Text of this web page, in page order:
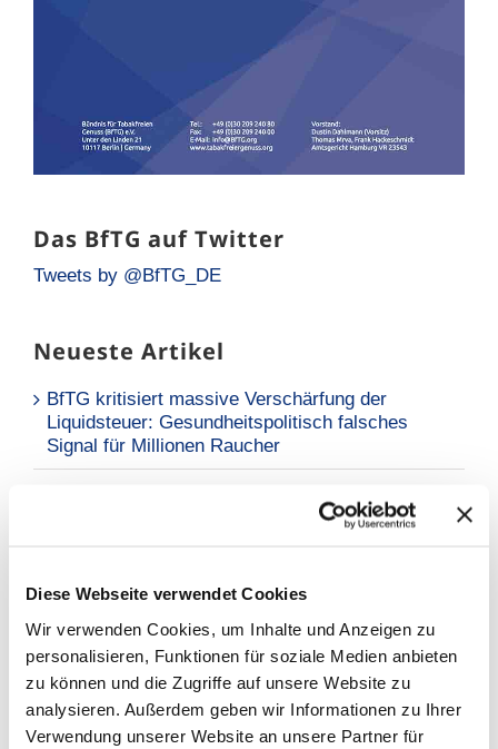
Diese Webseite verwendet Cookies
Wir verwenden Cookies, um Inhalte und Anzeigen zu
personalisieren, Funktionen für soziale Medien anbieten
zu können und die Zugriffe auf unsere Website zu
analysieren. Außerdem geben wir Informationen zu Ihrer
Verwendung unserer Website an unsere Partner für
Das BfTG auf Twitter
Tweets by @BfTG_DE
Neueste Artikel
BfTG kritisiert massive Verschärfung der
Liquidsteuer: Gesundheitspolitisch falsches
Signal für Millionen Raucher
Tabaksteuergesetzes: Moderate Erhöhung löst
Stellungnahmefrist
Warum BfTG?